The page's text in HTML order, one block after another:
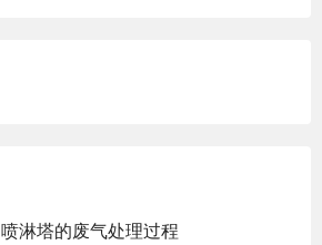
喷淋塔的废气处理过程